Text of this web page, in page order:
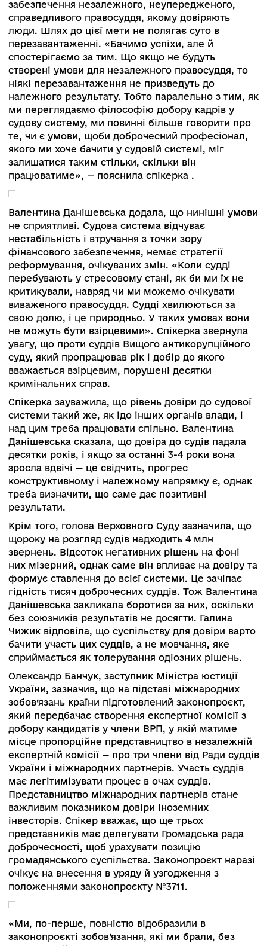
бажано мати більшу автономію ВККС і в
подальшому провести зближення між ВККС і
Рекомендації будуть внесені в проєкт піж
і другим читанням. Між тим, парламент не
підтримав цю модель, і законопроєкт
доопрацьовується.
Подальші пріоритети — покращення роботи
забезпечення єдності і сталості судової
Верховним судом. Він додав, що подальше
обговорення законопроєкту щодо судової
реформи відбуватиметься за участі
та міжнародних партнерів.
Валентина Данішевська, голова Верховного
Суду, зазначила, що в судової системи і
громадськості спільна ключова ціль —
забезпечення незалежного, неупередженого,
справедливого правосуддя, якому довіряють
люди. Шлях до цієї мети не полягає суто в
перезавантаженні. «Бачимо успіхи, але й
спостерігаємо за тим. Що якщо не будуть
створені умови для незалежного правосуддя,
ніякі перезавантаження не призведуть до
належного результату. Тобто паралельно з
ми переглядаємо філософію добору кадрів у
судову систему, ми повинні більше говорити
те, чи є умови, щоби доброчесний
якого ми хоче бачити у судовій системі, міг
залишатися таким стільки, скільки він
працюватиме», — пояснила спікерка .
Валентина Данішевська додала, що нинішні
не сприятливі. Судова система відчуває
нестабільність і втручання з точки зору
реформування, очікуваних змін. «Коли судді
перебувають у стресовому стані, як би ми їх
критикували, навряд чи ми можемо очікувати
виваженого правосуддя. Судді хвилюються за
свою долю, і це природньо. У таких умовах
не можуть бути взірцевими». Спікерка
увагу, що проти суддів Вищого
суду, який пропрацював рік і добір до якого
вважається взірцевим, порушені десятки
кримінальних справ.
Спікерка зауважила, що рівень довіри до
системи такий же, як ідо інших органів влади,
над цим треба працювати спільно. Валентина
Данішевська сказала, що довіра до судів
десятки років, і якщо за останні 3-4 роки вона
зросла вдвічі — це свідчить, прогрес
конструктивному і належному напрямку є,
треба визначити, що саме дає позитивні
результати.
Крім того, голова Верховного Суду зазначила,
щороку на розгляд судів надходить 4 млн
звернень. Відсоток негативних рішень на фоні
них мізерний, однак саме він впливає на
формує ставлення до всієї системи. Це
Данішевська закликала боротися за них,
без союзників результатів не досягти. Галина
Чижик відповіла, що суспільству для довіри